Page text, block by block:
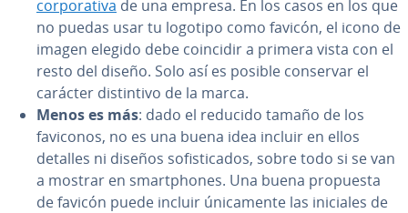
co­r­po­ra­ti­va de una empresa. En los casos en los que
no puedas usar tu logotipo como favicón, el icono de
imagen elegido debe coincidir a primera vista con el
resto del diseño. Solo así es posible conservar el
carácter di­s­ti­n­ti­vo de la marca.
Menos es más: dado el reducido tamaño de los
faviconos, no es una buena idea incluir en ellos
detalles ni diseños so­fi­s­ti­ca­dos, sobre todo si se van
a mostrar en sma­r­t­pho­nes. Una buena propuesta
de favicón puede incluir úni­ca­me­n­te las iniciales de